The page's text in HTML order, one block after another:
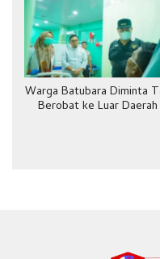
Warga Batubara Diminta
Berobat ke Luar Daerah